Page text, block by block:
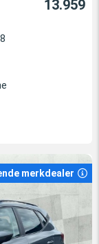
13.959
merkdealer